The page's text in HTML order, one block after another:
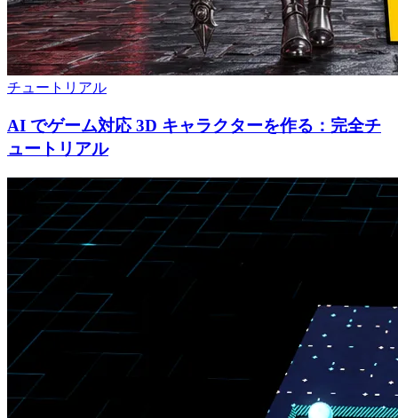
チュートリアル
AI でゲーム対応 3D キャラクターを作る：完全チ
ュートリアル